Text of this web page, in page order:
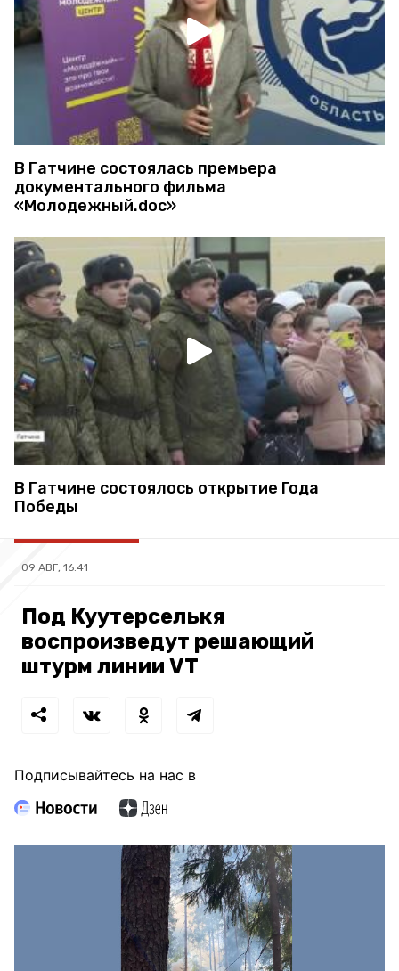
В Гатчине состоялась премьера
документального фильма
«Молодежный.doc»
В Гатчине состоялось открытие Года
Победы
09 АВГ, 16:41
Под Куутерселькя
воспроизведут решающий
штурм линии VT
Подписывайтесь на нас в